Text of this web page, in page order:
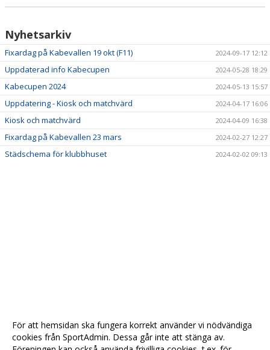
Nyhetsarkiv
Fixardag på Kabevallen 19 okt (F11) 2024-09-17 12:12
Uppdaterad info Kabecupen 2024-05-28 18:29
Kabecupen 2024 2024-05-13 15:57
Uppdatering - Kiosk och matchvärd 2024-04-17 16:06
Kiosk och matchvärd 2024-04-09 16:38
Fixardag på Kabevallen 23 mars 2024-02-27 12:27
Städschema för klubbhuset 2024-02-02 09:13
För att hemsidan ska fungera korrekt använder vi nödvändiga
cookies från SportAdmin. Dessa går inte att stänga av.